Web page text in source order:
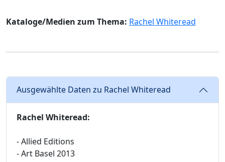
Kataloge/Medien zum Thema: Rachel Whiteread
Ausgewählte Daten zu Rachel Whiteread
Rachel Whiteread:
- Allied Editions
- Art Basel 2013